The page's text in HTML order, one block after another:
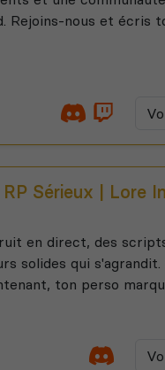
nous et écris
Sérieux | Lore
en direct, des
solides qui
ton perso